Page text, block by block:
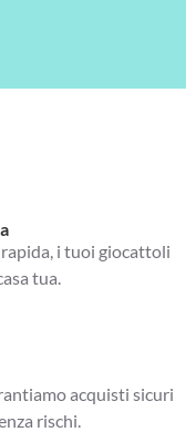
i tuoi giocattoli
tua.
acquisti sicuri
rischi.